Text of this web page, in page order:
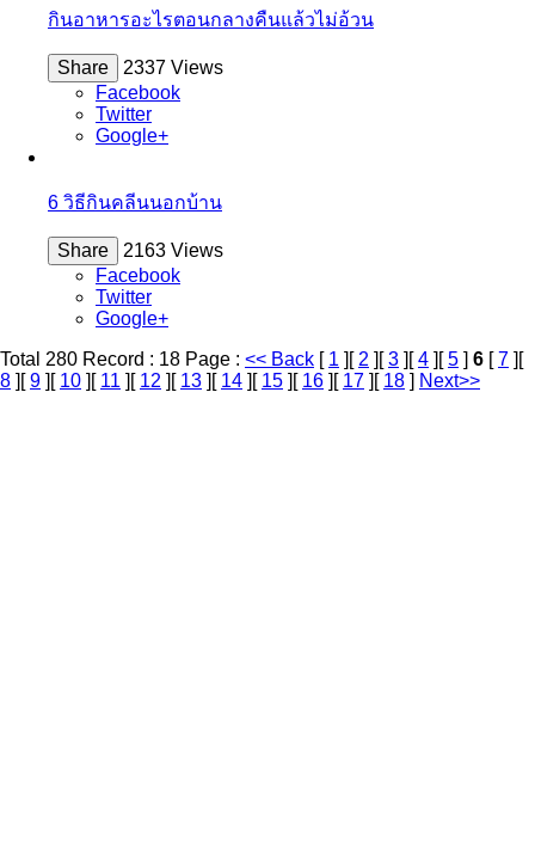
กินอาหารอะไรตอนกลางคืนแล้วไม่อ้วน
Share
2337 Views
Facebook
Twitter
Google+
6 วิธีกินคลีนนอกบ้าน
Share
2163 Views
Facebook
Twitter
Google+
Total 280 Record : 18 Page : << Back [ 1 ][ 2 ][3 ][4 ][5 ] 6 [7 ][
8 ][9 ][ 10 ][ 11 ][ 12 ][ 13 ][ 14 ][ 15 ][ 16 ][ 17 ][ 18 ] Next>>